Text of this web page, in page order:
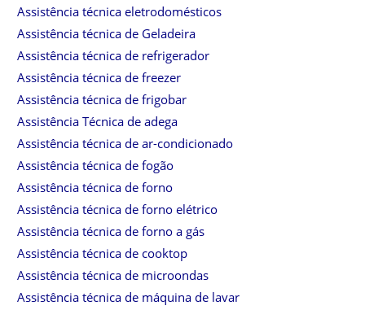
Assistência técnica eletrodomésticos
Assistência técnica de Geladeira
Assistência técnica de refrigerador
Assistência técnica de freezer
Assistência técnica de frigobar
Assistência Técnica de adega
Assistência técnica de ar-condicionado
Assistência técnica de fogão
Assistência técnica de forno
Assistência técnica de forno elétrico
Assistência técnica de forno a gás
Assistência técnica de cooktop
Assistência técnica de microondas
Assistência técnica de máquina de lavar